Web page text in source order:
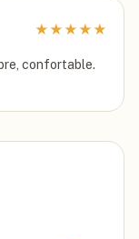
★★★★★
confortable.